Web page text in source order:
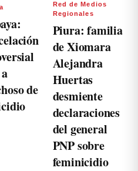
de
Red de Medios
Regionales
Piura: familia
de Xiomara
Alejandra
Huertas
desmiente
declaraciones
del general
PNP sobre
feminicidio